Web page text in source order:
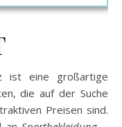
ist eine großartige
die auf der Suche
Preisen sind.